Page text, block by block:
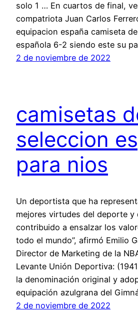
solo 1 … En cuartos de final,
compatriota Juan Carlos
equipacion españa camiseta
española 6-2 siendo este su
2 de noviembre de 2022
camisetas
seleccion
para nios
Un deportista que ha
mejores virtudes del deporte y
contribuido a ensalzar los
todo el mundo”, afirmó Emilio
Director de Marketing de la
Levante Unión Deportiva:
la denominación original y
equipación azulgrana del
2 de noviembre de 2022